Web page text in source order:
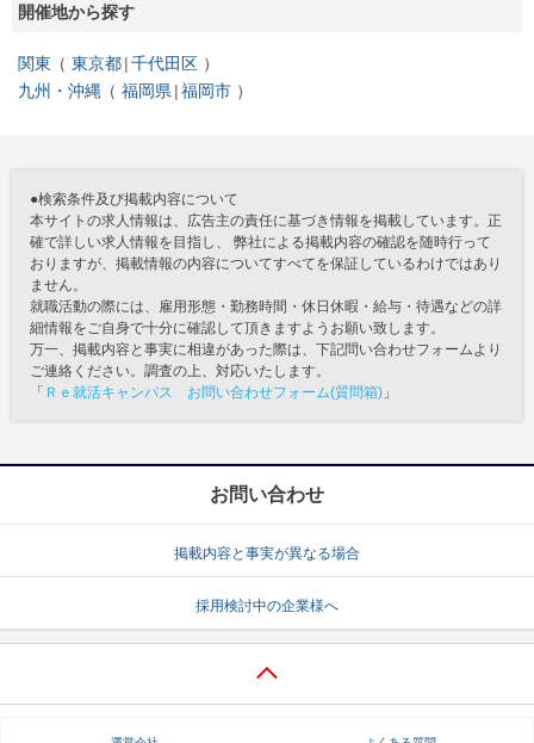
開催地から探す
関東 東京都 千代田区
九州・沖縄
福岡県 福岡市
●検索条件及び掲載内容について
本サイトの求人情報は、広告主の責任に基づき情報を掲載しています。正
確で詳しい求人情報を目指し、 弊社による掲載内容の確認を随時行って
おりますが、掲載情報の内容についてすべてを保証しているわけではあり
ません。
就職活動の際には、雇用形態・勤務時間・休日休暇・給与・待遇などの詳
細情報をご自身で十分に確認して頂きますようお願い致します。
万一、掲載内容と事実に相違があった際は、下記問い合わせフォームより
ご連絡ください。調査の上、対応いたします。
「 Ｒｅ就活キャンパス お問い合わせフォーム(質問箱) 」
お問い合わせ
掲載内容と事実が異なる場合
採用検討中の企業様へ